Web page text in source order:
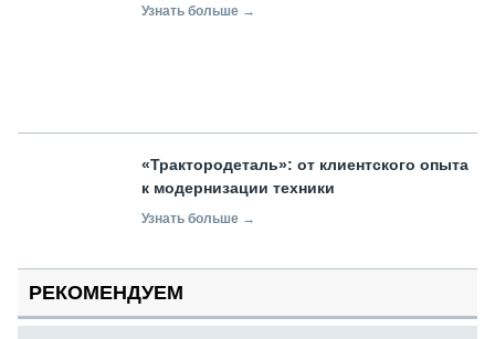
Узнать больше →
«Трактородеталь»: от клиентского опыта
к модернизации техники
Узнать больше →
РЕКОМЕНДУЕМ